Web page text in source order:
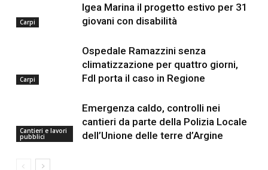
Carpi
Igea Marina il progetto estivo per 31
giovani con disabilità
Carpi
Ospedale Ramazzini senza
climatizzazione per quattro giorni,
FdI porta il caso in Regione
Cantieri e lavori
pubblici
Emergenza caldo, controlli nei
cantieri da parte della Polizia Locale
dell’Unione delle terre d’Argine